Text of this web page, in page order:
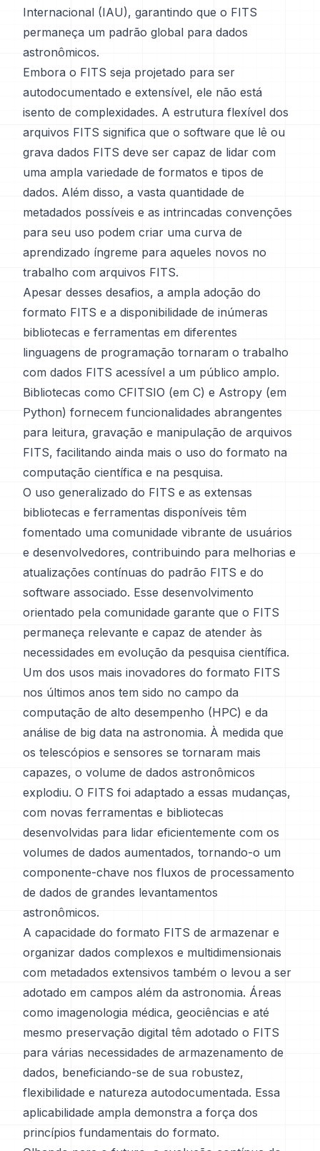
Internacional (IAU), garantindo que o FITS
permaneça um padrão global para dados
astronômicos.
Embora o FITS seja projetado para ser
autodocumentado e extensível, ele não está
isento de complexidades. A estrutura flexível dos
arquivos FITS significa que o software que lê ou
grava dados FITS deve ser capaz de lidar com
uma ampla variedade de formatos e tipos de
dados. Além disso, a vasta quantidade de
metadados possíveis e as intrincadas convenções
para seu uso podem criar uma curva de
aprendizado íngreme para aqueles novos no
trabalho com arquivos FITS.
Apesar desses desafios, a ampla adoção do
formato FITS e a disponibilidade de inúmeras
bibliotecas e ferramentas em diferentes
linguagens de programação tornaram o trabalho
com dados FITS acessível a um público amplo.
Bibliotecas como CFITSIO (em C) e Astropy (em
Python) fornecem funcionalidades abrangentes
para leitura, gravação e manipulação de arquivos
FITS, facilitando ainda mais o uso do formato na
computação científica e na pesquisa.
O uso generalizado do FITS e as extensas
bibliotecas e ferramentas disponíveis têm
fomentado uma comunidade vibrante de usuários
e desenvolvedores, contribuindo para melhorias e
atualizações contínuas do padrão FITS e do
software associado. Esse desenvolvimento
orientado pela comunidade garante que o FITS
permaneça relevante e capaz de atender às
necessidades em evolução da pesquisa científica.
Um dos usos mais inovadores do formato FITS
nos últimos anos tem sido no campo da
computação de alto desempenho (HPC) e da
análise de big data na astronomia. À medida que
os telescópios e sensores se tornaram mais
capazes, o volume de dados astronômicos
explodiu. O FITS foi adaptado a essas mudanças,
com novas ferramentas e bibliotecas
desenvolvidas para lidar eficientemente com os
volumes de dados aumentados, tornando-o um
componente-chave nos fluxos de processamento
de dados de grandes levantamentos
astronômicos.
A capacidade do formato FITS de armazenar e
organizar dados complexos e multidimensionais
com metadados extensivos também o levou a ser
adotado em campos além da astronomia. Áreas
como imagenologia médica, geociências e até
mesmo preservação digital têm adotado o FITS
para várias necessidades de armazenamento de
dados, beneficiando-se de sua robustez,
flexibilidade e natureza autodocumentada. Essa
aplicabilidade ampla demonstra a força dos
princípios fundamentais do formato.